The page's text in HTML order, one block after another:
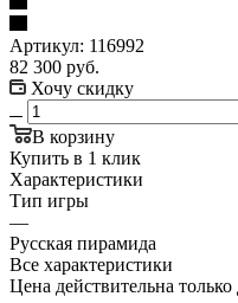
Артикул: 116992
82 300 руб.
Хочу скидку
В корзину
Купить в 1 клик
Характеристики
Тип игры
—
Русская пирамида
Все характеристики
Цена действительна